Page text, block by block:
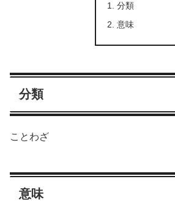
分類
意味
分類
ことわざ
意味